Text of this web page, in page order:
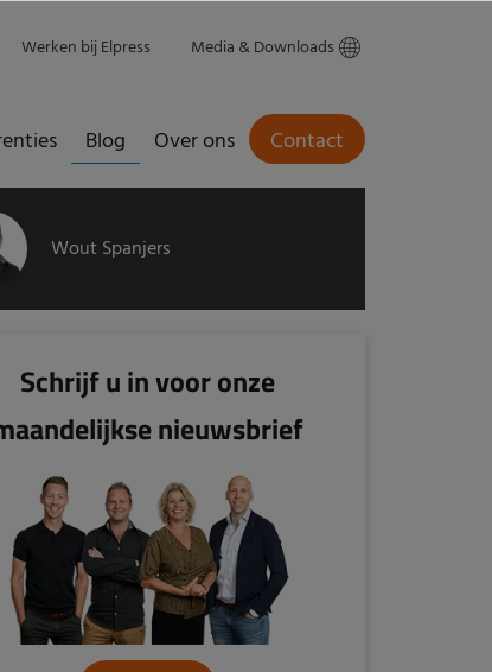
Werken bij Elpress Media & Downloads
Blog Over ons Contact
Wout Spanjers
Schrijf u in voor onze
nieuwsbrief